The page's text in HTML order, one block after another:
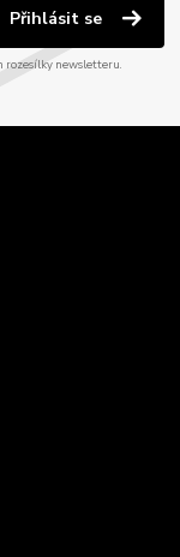
Přihlásit se
rozesílky newsletteru.